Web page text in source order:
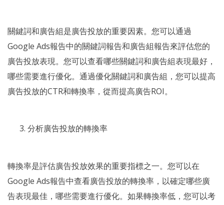
關鍵詞和廣告組是廣告投放的重要因素。您可以通過
Google Ads報告中的關鍵詞報告和廣告組報告來評估您的
廣告投放表現。您可以查看哪些關鍵詞和廣告組表現最好，
哪些需要進行優化。通過優化關鍵詞和廣告組，您可以提高
廣告投放的CTR和轉換率，從而提高廣告ROI。
分析廣告投放的轉換率
轉換率是評估廣告投放效果的重要指標之一。您可以在
Google Ads報告中查看廣告投放的轉換率，以確定哪些廣
告表現最佳，哪些需要進行優化。如果轉換率低，您可以考